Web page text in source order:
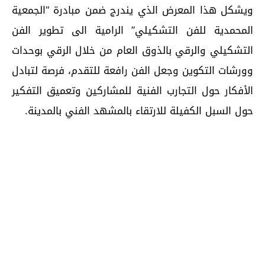
ويشكل هذا المعرض الذي يندرج ضمن مبادرة “الجمعية
المحمدية للفن التشكيلي” الرامية الى تطوير الفن
التشكيلي والرقي بالذوق العام من خلال الرقي بوحدات
وورشات التكوين وجعل الفن رافعة للتقدم، فرصة لتبادل
الأفكار حول التجارب الفنية للمشاركين وتعميق التفكير
حول السبل الكفيلة للارتقاء بالمشهد الفني بالمدينة.